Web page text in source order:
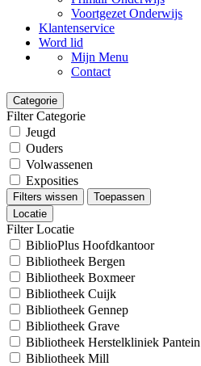
Voortgezet Onderwijs
Klantenservice
Word lid
Mijn Menu
Contact
Categorie
Filter Categorie
Jeugd
Ouders
Volwassenen
Exposities
Filters wissen
Toepassen
Locatie
Filter Locatie
BiblioPlus Hoofdkantoor
Bibliotheek Bergen
Bibliotheek Boxmeer
Bibliotheek Cuijk
Bibliotheek Gennep
Bibliotheek Grave
Bibliotheek Herstelkliniek Pantein
Bibliotheek Mill